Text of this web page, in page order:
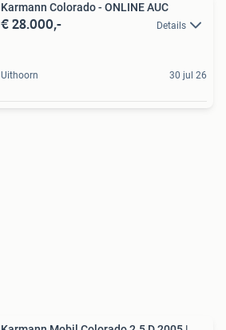
Karmann Colorado - ONLINE AUC
€ 28.000,- Details
Uithoorn 30 jul 26